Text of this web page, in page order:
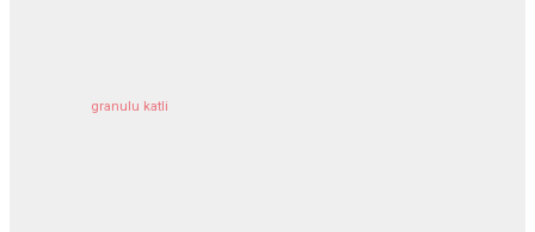
granulu katli